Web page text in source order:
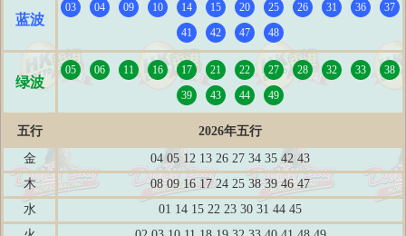
蓝波
03 04 09 10 14 15 20 25 26 31 36
37
41
42 47 48
绿波
05 06 11 16 17 21 22 27 28 32 33
38
39
43 44 49
五行
2026年五行
金
04 05 12 13 26 27 34 35 42 43
木
08 09 16 17 24 25 38 39 46 47
水
01 14 15 22 23 30 31 44 45